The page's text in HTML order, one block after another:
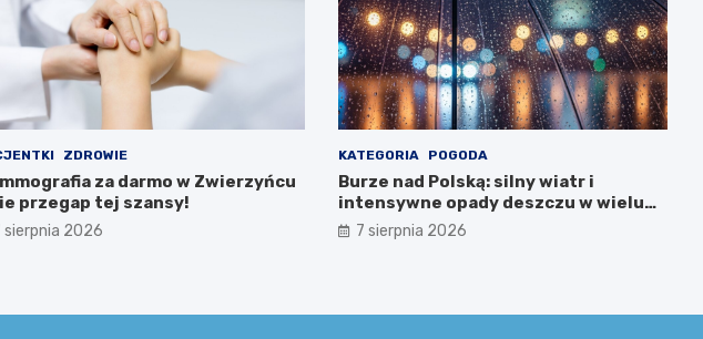
ZDROWIE
za darmo w Zwierzyńcu
przegap tej szansy!
sierpnia 2026
KATEGORIA POGODA
Burze nad Polską: silny wiatr i
intensywne opady deszczu w wielu
regionach
7 sierpnia 2026